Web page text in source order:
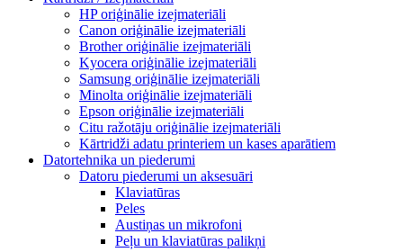
HP oriģinālie izejmateriāli
Canon oriģinālie izejmateriāli
Brother oriģinālie izejmateriāli
Kyocera oriģinālie izejmateriāli
Samsung oriģinālie izejmateriāli
Minolta oriģinālie izejmateriāli
Epson oriģinālie izejmateriāli
Citu ražotāju oriģinālie izejmateriāli
Kārtridži adatu printeriem un kases aparātiem
Datortehnika un piederumi
Datoru piederumi un aksesuāri
Klaviatūras
Peles
Austiņas un mikrofoni
Peļu un klaviatūras palikņi